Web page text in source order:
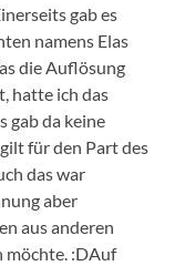
gab es
namens Elas
die Auflösung
hatte ich das
gab da keine
für den Part des
das war
aber
aus anderen
möchte. :DAuf